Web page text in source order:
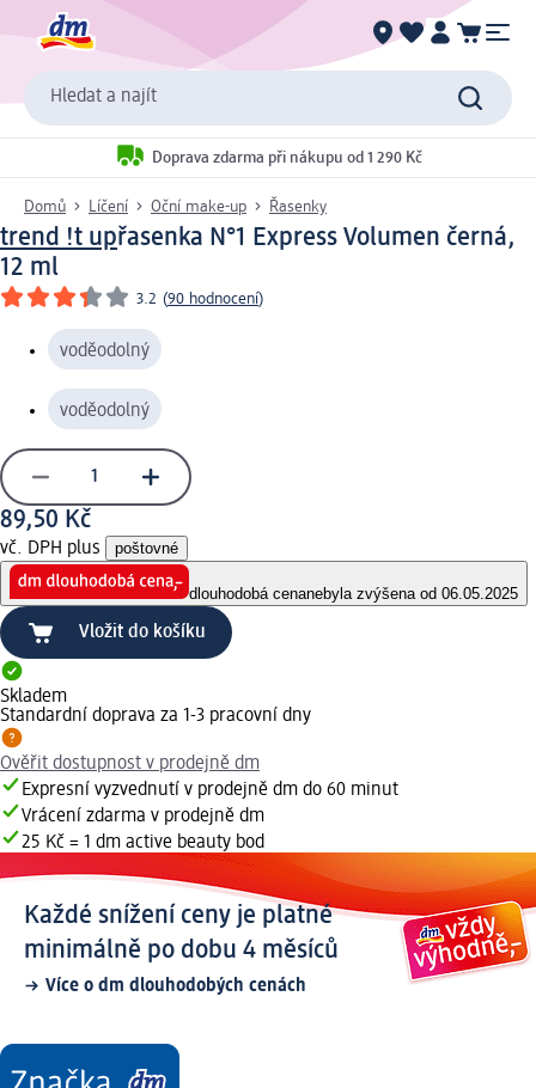
Hledat a najít
Doprava zdarma při nákupu od 1 290 Kč
Domů Líčení Oční make-up Řasenky
trend !t upřasenka N°1 Express Volumen černá,
12 ml
3.2 (90 hodnocení)
voděodolný
voděodolný
89,50 Kč
vč. DPH plus poštovné
dlouhodobá cenanebyla zvýšena od 06.05.2025
Vložit do košíku
Skladem
Standardní doprava za 1-3 pracovní dny
Ověřit dostupnost v prodejně dm
Expresní vyzvednutí v prodejně dm do 60 minut
Vrácení zdarma v prodejně dm
25 Kč = 1 dm active beauty bod
Každé snížení ceny je platné
minimálně po dobu 4 měsíců
Více o dm dlouhodobých cenách